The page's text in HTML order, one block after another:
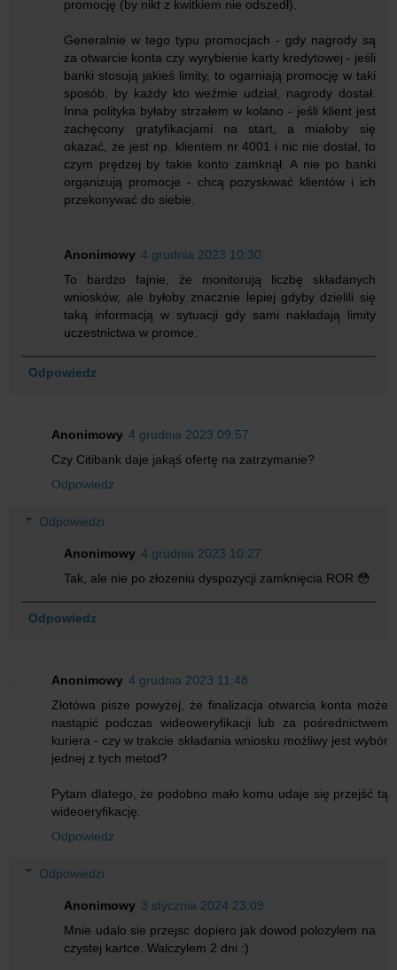
promocję (by nikt z kwitkiem nie odszedł).
Generalnie w tego typu promocjach - gdy nagrody są
za otwarcie konta czy wyrybienie karty kredytowej - jeśli
banki stosują jakieś limity, to ogarniają promocję w taki
sposób, by każdy kto weźmie udział, nagrody dostał.
Inna polityka byłaby strzałem w kolano - jeśli klient jest
zachęcony gratyfikacjami na start, a miałoby się
okazać, że jest np. klientem nr 4001 i nic nie dostał, to
czym prędzej by takie konto zamknął. A nie po banki
organizują promocje - chcą pozyskiwać klientów i ich
przekonywać do siebie.
Anonimowy 4 grudnia 2023 10:30
To bardzo fajnie, że monitorują liczbę składanych
wniosków, ale byłoby znacznie lepiej gdyby dzielili się
taką informacją w sytuacji gdy sami nakładają limity
uczestnictwa w promce.
Odpowiedz
Anonimowy 4 grudnia 2023 09:57
Czy Citibank daje jakąś ofertę na zatrzymanie?
Odpowiedz
Odpowiedzi
Anonimowy 4 grudnia 2023 10:27
Tak, ale nie po złożeniu dyspozycji zamknięcia ROR 😳
Odpowiedz
Anonimowy 4 grudnia 2023 11:48
Złotówa pisze powyżej, że finalizacja otwarcia konta może
nastąpić podczas wideoweryfikacji lub za pośrednictwem
kuriera - czy w trakcie składania wniosku możliwy jest wybór
jednej z tych metod?
Pytam dlatego, że podobno mało komu udaje się przejść tą
wideoeryfikację.
Odpowiedz
Odpowiedzi
Anonimowy 3 stycznia 2024 23:09
Mnie udalo sie przejsc dopiero jak dowod polozylem na
czystej kartce. Walczylem 2 dni :)